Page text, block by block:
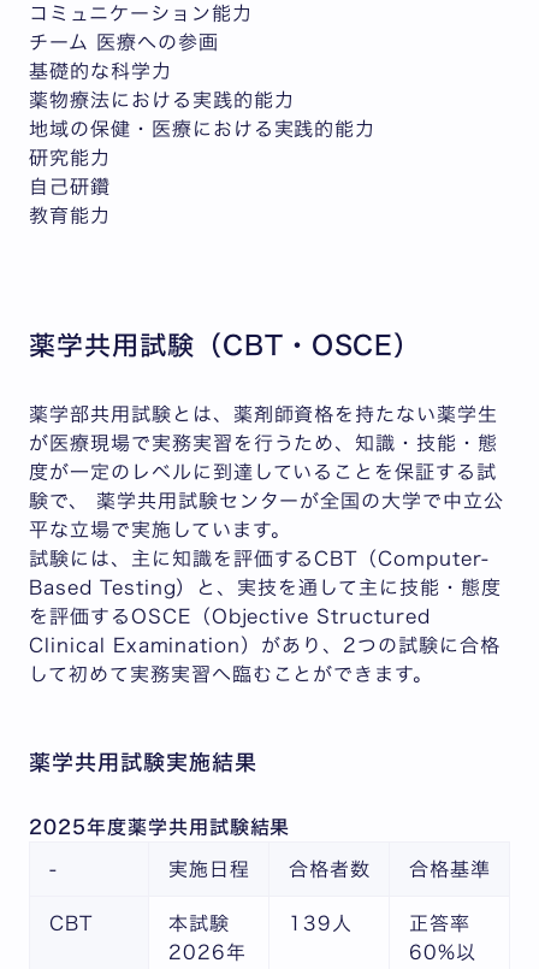
コミュニケーション能力
チーム 医療への参画
基礎的な科学力
薬物療法における実践的能力
地域の保健・医療における実践的能力
研究能力
自己研鑽
教育能力
薬学共用試験（CBT・OSCE）
薬学部共用試験とは、薬剤師資格を持たない薬学生
が医療現場で実務実習を行うため、知識・技能・態
度が一定のレベルに到達していることを保証する試
験で、 薬学共用試験センターが全国の大学で中立公
平な立場で実施しています。
試験には、主に知識を評価するCBT（Computer-
Based Testing）と、実技を通して主に技能・態度
を評価するOSCE（Objective Structured
Clinical Examination）があり、2つの試験に合格
して初めて実務実習へ臨むことができます。
薬学共用試験実施結果
2025年度薬学共用試験結果
- 実施日程 合格者数 合格基準
CBT
本試験
2026年
139人
正答率
60%以